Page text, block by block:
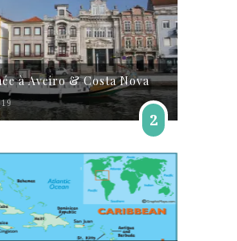
à Aveiro & Costa Nova
2